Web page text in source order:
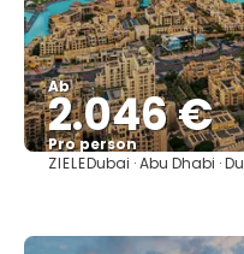
Ab
2.046 €
Pro person
Sehen
ZIELEDubai · Abu Dhabi ·